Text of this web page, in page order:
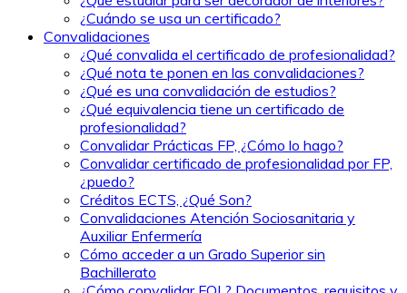
¿Cuándo se usa un certificado?
Convalidaciones
¿Qué convalida el certificado de profesionalidad?
¿Qué nota te ponen en las convalidaciones?
¿Qué es una convalidación de estudios?
¿Qué equivalencia tiene un certificado de
profesionalidad?
Convalidar Prácticas FP, ¿Cómo lo hago?
Convalidar certificado de profesionalidad por FP,
¿puedo?
Créditos ECTS, ¿Qué Son?
Convalidaciones Atención Sociosanitaria y
Auxiliar Enfermería
Cómo acceder a un Grado Superior sin
Bachillerato